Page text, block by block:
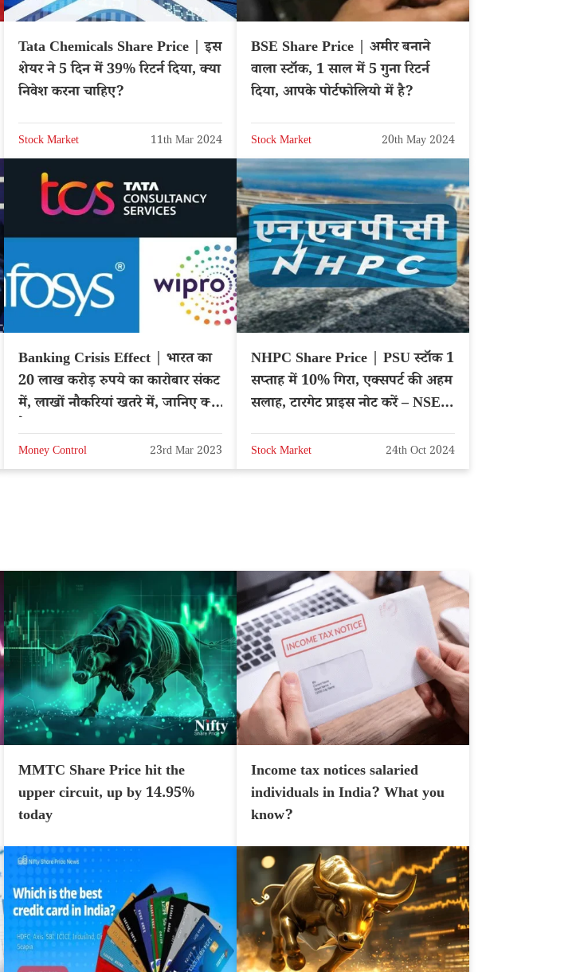
Tata Chemicals Share Price | इस
शेयर ने 5 दिन में 39% रिटर्न दिया, क्या
निवेश करना चाहिए?
Stock Market 11th Mar 2024
BSE Share Price | अमीर बनाने
वाला स्टॉक, 1 साल में 5 गुना रिटर्न
दिया, आपके पोर्टफोलियो में है?
Stock Market 20th May 2024
Banking Crisis Effect | भारत का
20 लाख करोड़ रुपये का कारोबार संकट
में, लाखों नौकरियां खतरे में, जानिए क्या
Money Control 23rd Mar 2023
NHPC Share Price | PSU स्टॉक 1
सप्ताह में 10% गिरा, एक्सपर्ट की अहम
सलाह, टारगेट प्राइस नोट करें – NSE:
Stock Market 24th Oct 2024
MMTC Share Price hit the
upper circuit, up by 14.95%
today
Income tax notices salaried
individuals in India? What you
know?